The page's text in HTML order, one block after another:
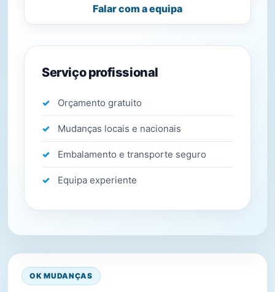
Falar com a equipa
Serviço profissional
Orçamento gratuito
Mudanças locais e nacionais
Embalamento e transporte seguro
Equipa experiente
OK MUDANÇAS